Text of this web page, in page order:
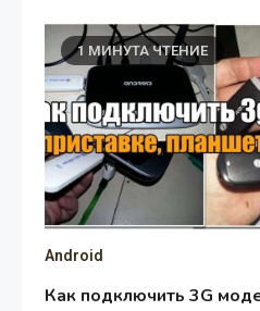
1 МИНУТА ЧТЕНИЕ
Android
Как подключить 3G